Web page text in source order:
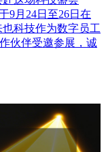
9月24日至26日在
科技作为数字员工
伙伴受邀参展，诚